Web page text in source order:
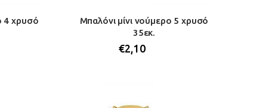
4 χρυσό
Μπαλόνι μίνι νούμερο 5 χρυσό
35εκ.
€2,10